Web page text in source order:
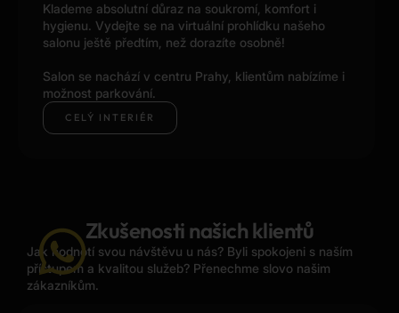
Klademe absolutní důraz na soukromí, komfort i
hygienu. Vydejte se na virtuální prohlídku našeho
salonu ještě předtím, než dorazíte osobně!
Salon se nachází v centru Prahy, klientům nabízíme i
možnost parkování.
CELÝ INTERIÉR
Zkušenosti našich klientů
Jak hodnotí svou návštěvu u nás? Byli spokojeni s naším
přístupem a kvalitou služeb? Přenechme slovo našim
zákazníkům.